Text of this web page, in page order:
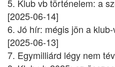
5. Klub vb történelem: a
[2025-06-14]
6. Jó hír: mégis jön a
[2025-06-13]
7. Egymilliárd légy nem